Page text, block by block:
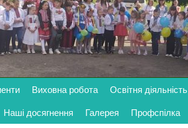
Виховна робота Освітня діяльність
Наші досягнення Галерея Профспілка